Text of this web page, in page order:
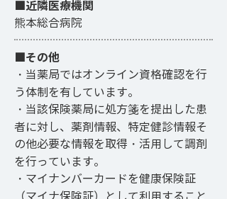
■近隣医療機関
熊本総合病院
■その他
・当薬局ではオンライン資格確認を行
う体制を有しています。
・当該保険薬局に処方箋を提出した患
者に対し、薬剤情報、特定健診情報そ
の他必要な情報を取得・活用して調剤
を行っています。
・マイナンバーカードを健康保険証
（マイナ保険証）として利用すること